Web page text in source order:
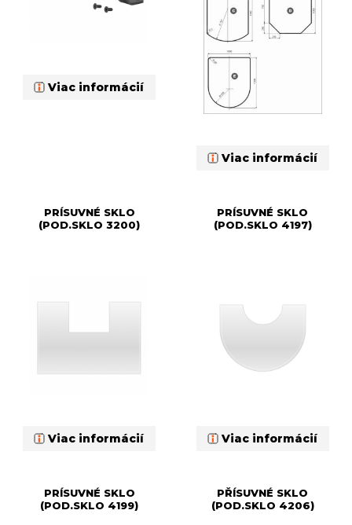
Viac informácií
Viac informácií
PRÍSUVNÉ SKLO
(POD.SKLO 3200)
Viac informácií
PRÍSUVNÉ SKLO
(POD.SKLO 4197)
Viac informácií
PRÍSUVNÉ SKLO
(POD.SKLO 4199)
PŘÍSUVNÉ SKLO
(POD.SKLO 4206)